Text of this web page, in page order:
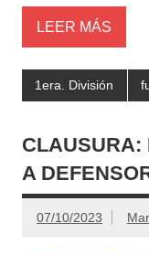
LEER MÁS
1era. División
CLAUSURA:
A
07/10/2023